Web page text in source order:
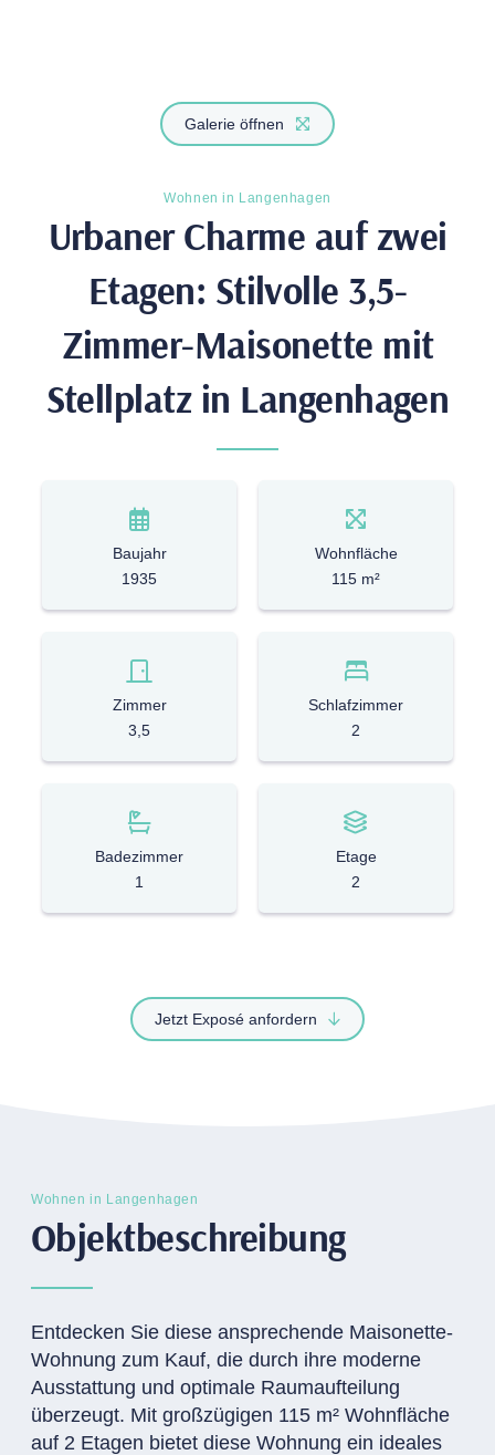
Galerie öffnen
Wohnen in Langenhagen
Urbaner Charme auf zwei
Etagen: Stil­volle 3,5-
Zimmer-Maisonette mit
Stell­platz in Langenhagen
Baujahr
1935
Wohnfläche
115 m²
Zimmer
3,5
Schlafzimmer
2
Badezimmer
1
Etage
2
Jetzt Exposé anfordern
Wohnen in Langenhagen
Objektbeschreibung
Entdecken Sie diese ansprechende Maisonette-
Wohnung zum Kauf, die durch ihre moderne
Ausstattung und optimale Raumaufteilung
überzeugt. Mit großzügigen 115 m² Wohnfläche
auf 2 Etagen bietet diese Wohnung ein ideales